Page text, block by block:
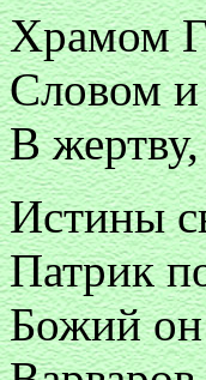
Храмом
Словом и
В
Истины
Патрик
Божий он